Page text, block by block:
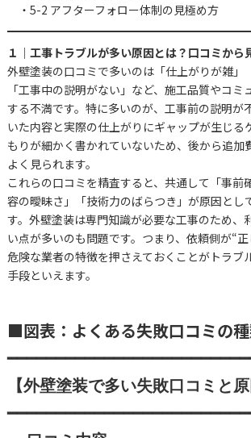
・5-2 アフターフォロー体制の見極め方
１｜工事トラブルが多い原因とは？口コミから
外壁塗装の口コミで多いのは「仕上がりが雑」
「工事中の説明がない」など、施工品質やコ
する不満です。特に多いのが、工事前の説明が
いた内容と実際の仕上がりにギャップが生じる
もりが細かく書かれていないため、後から追加
よく見られます。
これらの口コミを精査すると、共通して「事前
容の曖昧さ」「技術力のばらつき」が原因とし
す。外壁塗装は専門知識が必要な工事のため、
い点が多いのも問題です。つまり、依頼側が“正
危険な業者の特徴を押さえておくことがトラブ
手段といえます。
■図表：よくある失敗口コミの
【外壁塗装で多い失敗口コミと原